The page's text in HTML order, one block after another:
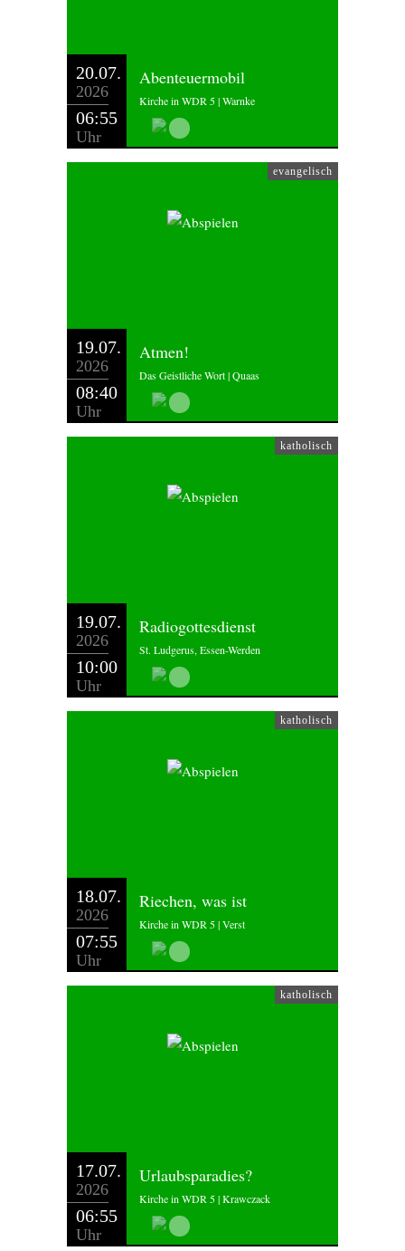
20.07.
2026
06:55
Uhr
Abenteuermobil
Kirche in WDR 5 | Warnke
evangelisch
19.07.
2026
08:40
Uhr
Atmen!
Das Geistliche Wort | Quaas
katholisch
19.07.
2026
10:00
Uhr
Radiogottesdienst
St. Ludgerus, Essen-Werden
katholisch
18.07.
2026
07:55
Uhr
Riechen, was ist
Kirche in WDR 5 | Verst
katholisch
17.07.
2026
06:55
Uhr
Urlaubsparadies?
Kirche in WDR 5 | Krawczack